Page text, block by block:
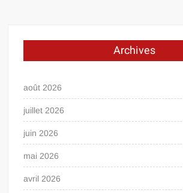
Archives
août 2026
juillet 2026
juin 2026
mai 2026
avril 2026